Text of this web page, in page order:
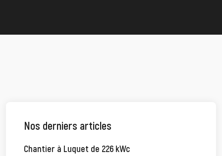
Nos derniers articles
Chantier à Luquet de 226 kWc